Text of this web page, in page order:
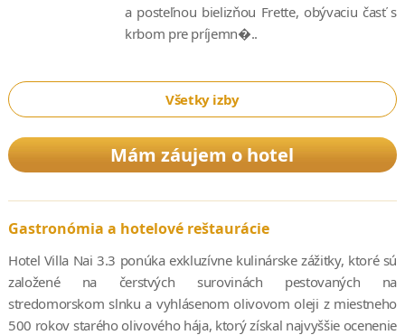
a posteľnou bielizňou Frette, obývaciu časť s
krbom pre príjemn�..
Všetky izby
Mám záujem o hotel
Gastronómia a hotelové reštaurácie
Hotel Villa Nai 3.3 ponúka exkluzívne kulinárske zážitky, ktoré sú
založené na čerstvých surovinách pestovaných na
stredomorskom slnku a vyhlásenom olivovom oleji z miestneho
500 rokov starého olivového hája, ktorý získal najvyššie ocenenie